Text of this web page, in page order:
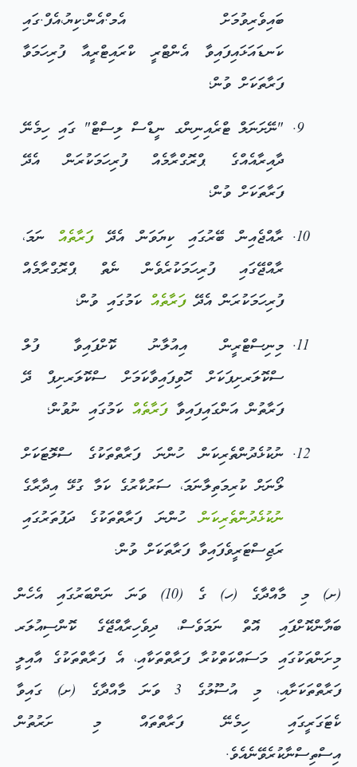
ބައިވެރިވުމަށް އެމ.ްއެން.ކިޔު،އެފް.ގައި
ކަނޑައަޅައިފައިވާ އެންޓްރީ ކްރައިޓްރީއާ ފުރިހަމަވާ
ފަރާތަކަށް ވުން؛
"ނޭށަނަލް ޓްރެއިނިންގ ނީޑްސް ލިސްޓް" ގައި ހިމެނޭ
ދާއިރާއެއްގެ ޕްރޮގްރާމެއް ފުރިހަމަކުރަން އެދޭ
ފަރާތަކަށް ވުން؛
ރާއްޖެއިން ބޭރުގައި ކިޔަވަން އެދޭފަރާތެއް ނަމަ،
ރާއްޖޭގައި ފުރިހަމަކުރެވެން ނެތް ޕްރޮގްރާމެއް
ފުރިހަމަކުރަން އެދޭފަރާތެއް ކަމުގައި ވުން؛
މިނިސްޓްރީން އިއުލާނު ކޮށްފައިވާ ފުލް
ސްކޮލަރށިޕަކަށް ހޮވިފައިވާކަމަށް ސްކޮލަރށިޕް ދޭ
ފަރާތުން އަންގައިފައިވާފަރާތެއް ކަމުގައި ނުވުން؛
ނުކުޅެދުންތެރިކަން ހުންނަ ފަރާތްތަކުގެ ސްލޮޓަކަށް
ލޯނަށް ކުރިމަތިލާނަމަ، ސަރުކާރުގެ ކަމާ ގުޅޭ އިދާރާގެ
ނުކުޅެދުންތެރިކަންހުންނަ ފަރާތްތަކުގެ ދަފުތަރުގައި
ރަޖިސްޓަރީވެފައިވާ ފަރާތަކަށް ވުން.
(ށ) މި މާއްދާގެ (ހ) ގެ (10) ވަނަ ނަންބަރުގައި އެހެން
ބަޔާންކޮށްފައި އޮތް ނަމަވެސް، ދިވެހިރާއްޖޭގެ ކޮންސިއުލަރ
މިށަންތަކުގައި މަސައްކަތްކުރާ ފަރާތްތަކާއި، އެ ފަރާތްތަކުގެ އާއިލީ
ފަރާތްތަކަށާއި، މި އުސޫލުގެ 3 ވަނަ މާއްދާގެ (ށ) ގައިވާ
ކެޓަގަރީގައި ހިމެނޭ ފަރާތްތައް މި ށަރުތުން
އިސްތިސްނާކުރެވޭނެއެވެ.